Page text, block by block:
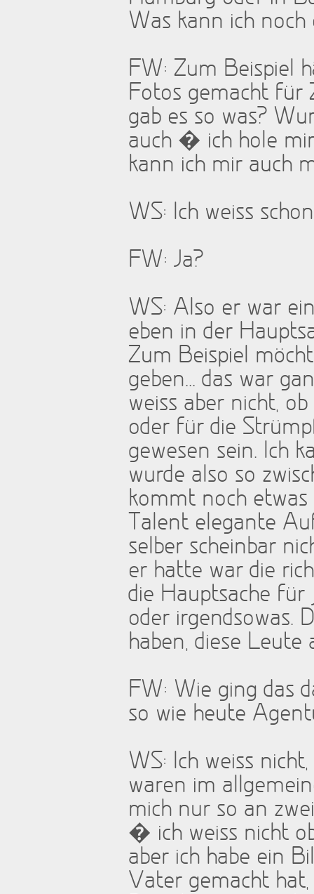
Was kann ich noch
FW: Zum Beispiel
Fotos gemacht für
gab es so was?
auch � ich hole
kann ich mir auch
WS: Ich weiss
FW: Ja?
WS: Also er war
eben in der
Zum Beispiel
geben... das war
weiss aber nicht,
oder für die
gewesen sein. Ich
wurde also so
kommt noch etwas
Talent elegante
selber scheinbar
er hatte war die
die Hauptsache
oder irgendsowas.
haben, diese Leute
FW: Wie ging das
so wie heute
WS: Ich weiss
waren im
mich nur so an
� ich weiss nicht
aber ich habe ein
Vater gemacht